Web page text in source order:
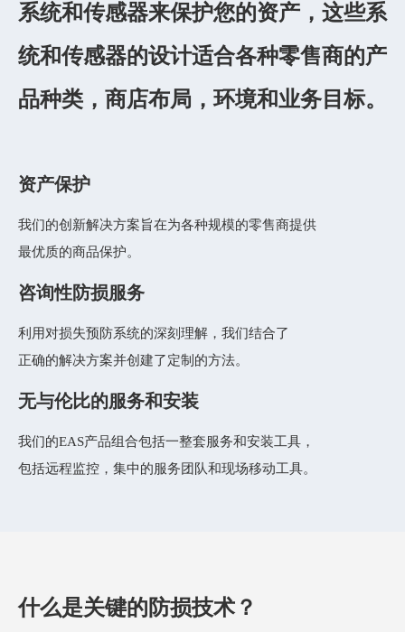
系统和传感器来保护您的资产，这些系
统和传感器的设计适合各种零售商的产
品种类，商店布局，环境和业务目标。
资产保护
我们的创新解决方案旨在为各种规模的零售商提供
最优质的商品保护。
咨询性防损服务
利用对损失预防系统的深刻理解，我们结合了
正确的解决方案并创建了定制的方法。
无与伦比的服务和安装
我们的EAS产品组合包括一整套服务和安装工具，
包括远程监控，集中的服务团队和现场移动工具。
什么是关键的防损技术？